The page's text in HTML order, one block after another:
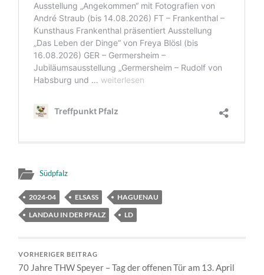
Südpfalz
2024-04 ELSASS
HAGUENAU
LANDAU IN DER PFALZ
LD
VORHERIGER BEITRAG
70 Jahre THW Speyer – Tag der offenen Tür am 13. April